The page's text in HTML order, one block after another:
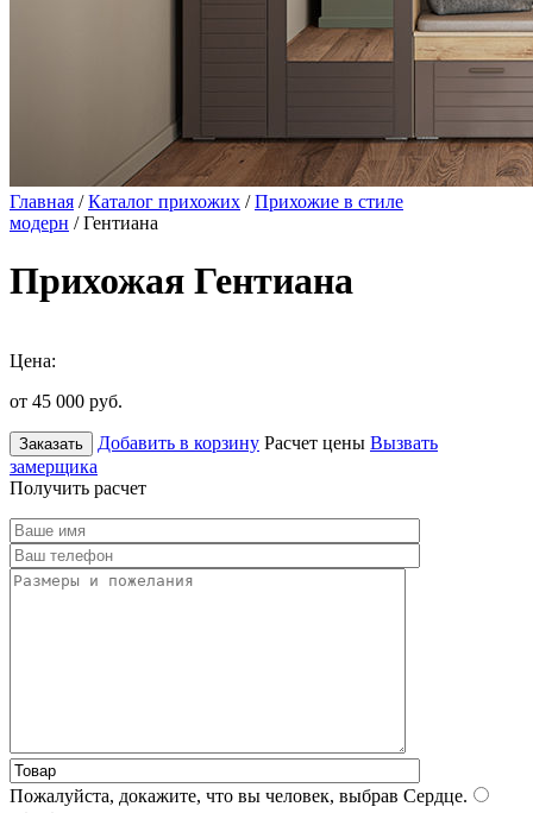
Главная /Каталог прихожих /Прихожие в стиле
модерн / Гентиана
Прихожая Гентиана
Цена:
от 45 000 руб.
Заказать Добавить в корзину Расчет цены Вызвать
замерщика
Получить расчет
Пожалуйста, докажите, что вы человек, выбрав Сердце.